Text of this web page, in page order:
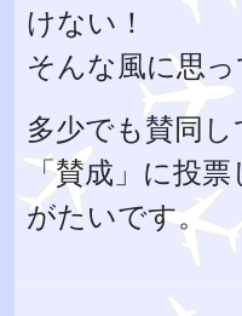
けない！
そんな風に思っ
多少でも賛同し
「賛成」に投
がたいです。